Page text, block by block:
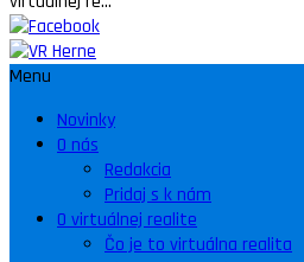
Menu
Novinky
O nás
Redakcia
Pridaj s k nám
O virtuálnej realite
Čo je to virtuálna realita